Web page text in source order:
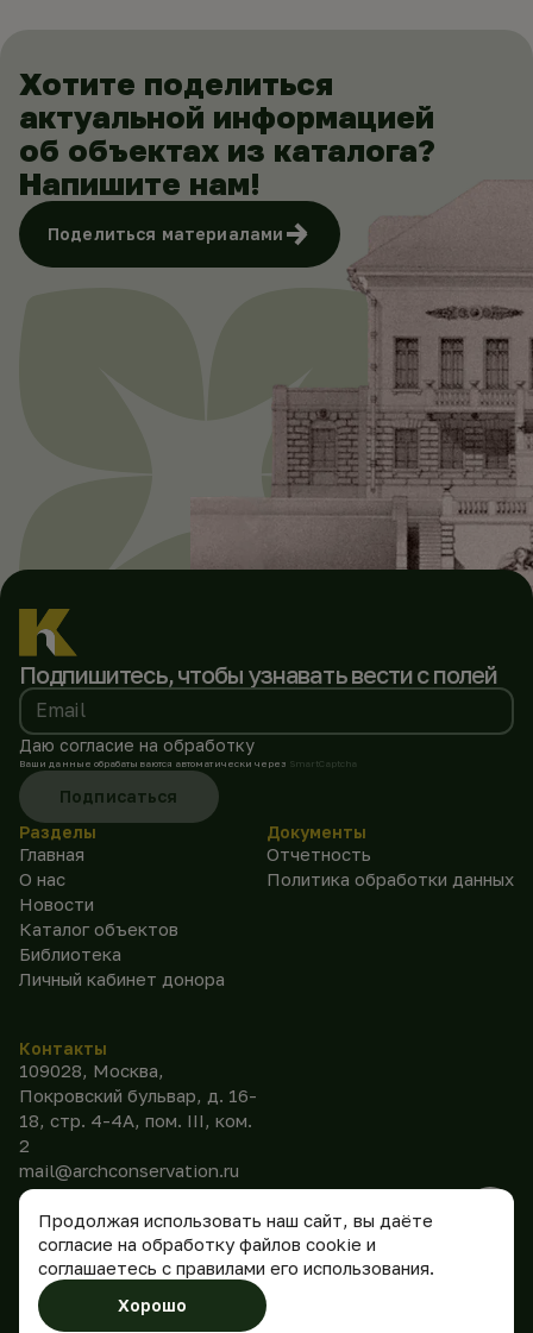
Хотите поделиться
актуальной информацией
об объектах из каталога?
Напишите нам!
Поделиться материалами
Подпишитесь, чтобы узнавать вести с полей
Email
Даю согласие на обработку
Ваши данные обрабатываются автоматически через SmartCaptcha
Подписаться
Разделы
Главная
О нас
Новости
Каталог объектов
Библиотека
Личный кабинет донора
Документы
Отчетность
Политика обработки данных
Контакты
109028, Москва,
Покровский бульвар, д. 16-
18, стр. 4-4А, пом. III, ком.
2
mail@archconservation.ru
2026
«Консервация»
Продолжая использовать наш сайт, вы даёте
согласие на обработку файлов cookie и
соглашаетесь с правилами его использования.
Хорошо